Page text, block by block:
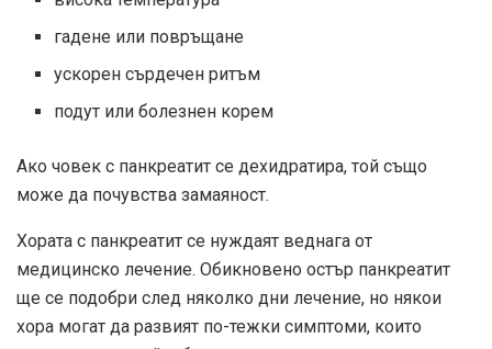
гадене или повръщане
ускорен сърдечен ритъм
подут или болезнен корем
Ако човек с панкреатит се дехидратира, той също
може да почувства замаяност.
Хората с панкреатит се нуждаят веднага от
медицинско лечение. Обикновено остър панкреатит
ще се подобри след няколко дни лечение, но някои
хора могат да развият по-тежки симптоми, които